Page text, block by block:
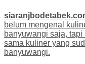
belum mengenal
banyuwangi saja,
sama kuliner yang
banyuwangi.